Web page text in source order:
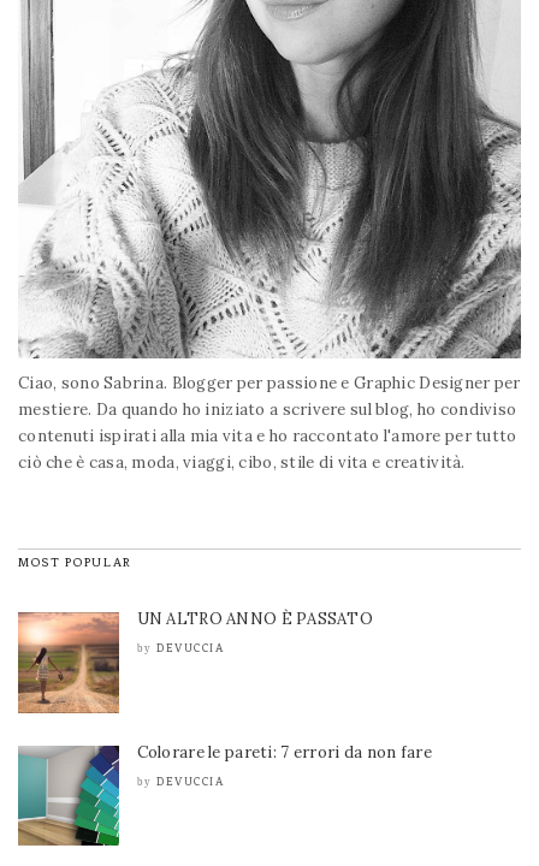
Ciao, sono Sabrina. Blogger per passione e Graphic Designer per
mestiere. Da quando ho iniziato a scrivere sul blog, ho condiviso
contenuti ispirati alla mia vita e ho raccontato l'amore per tutto
ciò che è casa, moda, viaggi, cibo, stile di vita e creatività.
MOST POPULAR
UN ALTRO ANNO È PASSATO
by DEVUCCIA
Colorare le pareti: 7 errori da non fare
by DEVUCCIA